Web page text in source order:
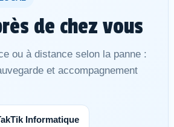
de chez vous
ou à distance selon la panne :
et accompagnement
Informatique